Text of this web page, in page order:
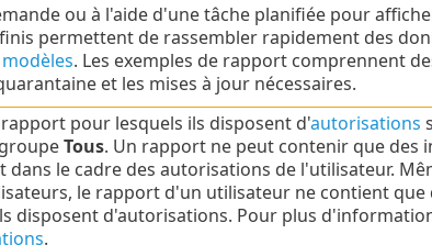
ou à l'aide d'une tâche planifiée pour
permettent de rassembler rapidement des
modèles. Les exemples de rapport comprennent
et les mises à jour nécessaires.
pour lesquels ils disposent d'autorisations
Tous. Un rapport ne peut contenir que des
le cadre des autorisations de l'utilisateur.
le rapport d'un utilisateur ne contient que
disposent d'autorisations. Pour plus
.